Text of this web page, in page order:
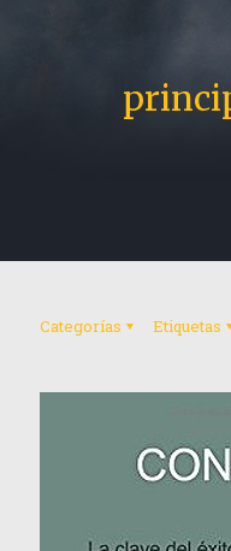
Categorías Etiquetas